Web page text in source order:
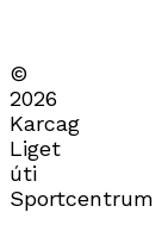
©
2026
Karcag
Liget
úti
Sportcentrum